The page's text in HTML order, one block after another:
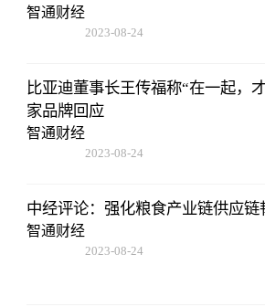
智通财经
2023-08-24
比亚迪董事长王传福称“在一起，
家品牌回应
智通财经
2023-08-24
中经评论：强化粮食产业链供应链
智通财经
2023-08-24